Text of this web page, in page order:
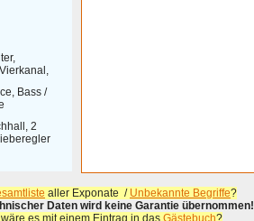
Bass /
2
aller Exponate / Unbekannte Begriffe?
Daten wird keine Garantie übernommen!
es mit einem Eintrag in das Gästebuch?